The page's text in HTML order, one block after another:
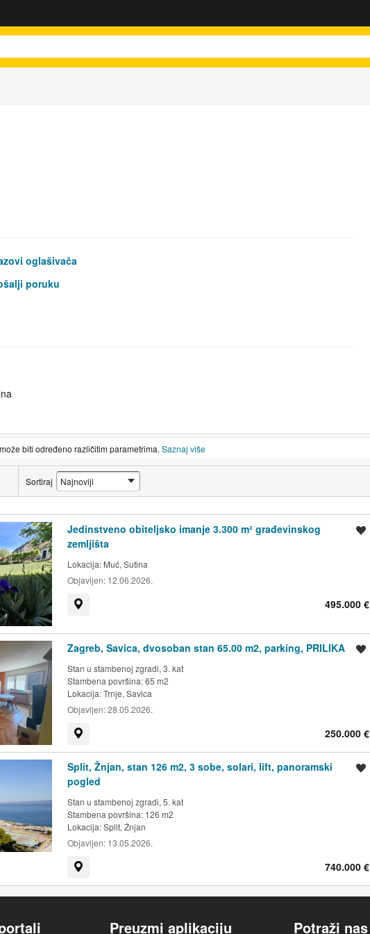
oglašivača
poruku
biti određeno različitim parametrima.Saznaj više
Sortiraj
Jedinstveno obiteljsko imanje 3.300 m² građevinskog
zemljišta
Lokacija: Muć, Sutina
Objavljen: 12.06.2026.
495.000 €
Zagreb, Savica, dvosoban stan 65.00 m2, parking, PRILIKA
Stan u stambenoj zgradi, 3. kat
Stambena površina: 65 m2
Lokacija:Trnje, Savica
Objavljen:28.05.2026.
250.000 €
Split, Žnjan, stan 126 m2, 3 sobe, solari, lift, panoramski
pogled
Stan u stambenoj zgradi, 5. kat
Stambena površina: 126 m2
Lokacija:Split, Žnjan
Objavljen: 13.05.2026.
740.000 €
Preuzmi aplikaciju Potraži nas